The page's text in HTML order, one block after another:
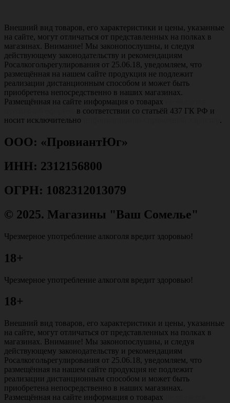
Внешний вид товаров, его характеристики и цены, указанные
на сайте, могут отличаться от представленных на полках в
магазинах. Внимание! Мы законопослушны, и следуя
действующему законодательству и рекомендациям
Росалкогольрегулирования от 25.06.18, уведомляем, что
размещённая на нашем сайте продукция не подлежит
реализации дистанционным способом и может быть
приобретена непосредственно в наших магазинах.
Размещённая на сайте информация о товарах
в соответствии со статьёй 437 ГК РФ и
носит исключительно
.
ООО: «ПровиантЮг»
ИНН: 2312156800
ОГРН: 1082312013079
© 2025. Магазины "Ваш Сомелье"
Чрезмерное употребление алкоголя вредит здоровью!
18+
Чрезмерное употребление алкоголя вредит здоровью!
18+
Внешний вид товаров, его характеристики и цены, указанные
на сайте, могут отличаться от представленных на полках в
магазинах. Внимание! Мы законопослушны, и следуя
действующему законодательству и рекомендациям
Росалкогольрегулирования от 25.06.18, уведомляем, что
размещённая на нашем сайте продукция не подлежит
реализации дистанционным способом и может быть
приобретена непосредственно в наших магазинах.
Размещённая на сайте информация о товарах